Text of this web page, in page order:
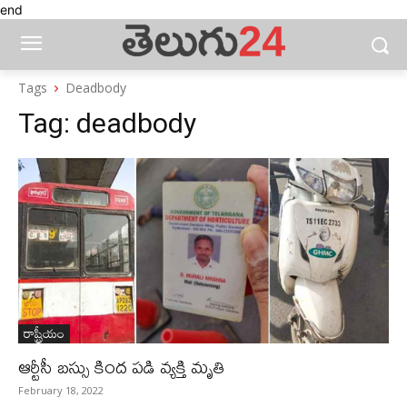
end
Tags Deadbody
Tag: deadbody
రాష్ట్రీయం
ఆర్టీసీ బస్సు కింద పడి వ్యక్తి మృతి
February 18, 2022